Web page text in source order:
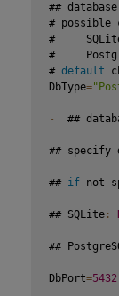
##
# possible
#
#
# default
DbType=
-
##
## specify
## if not
## SQLite :
##
DbPort=5432